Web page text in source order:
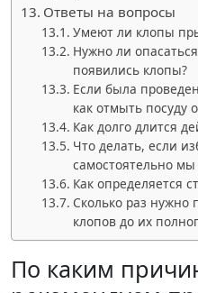
Ответы на вопросы
Умеют ли клопы
Нужно ли
появились клопы?
Если была
как отмыть посуду
Как долго длится
Что делать, если
самостоятельно
Как определяется
Сколько раз нужно
клопов до их
По каким